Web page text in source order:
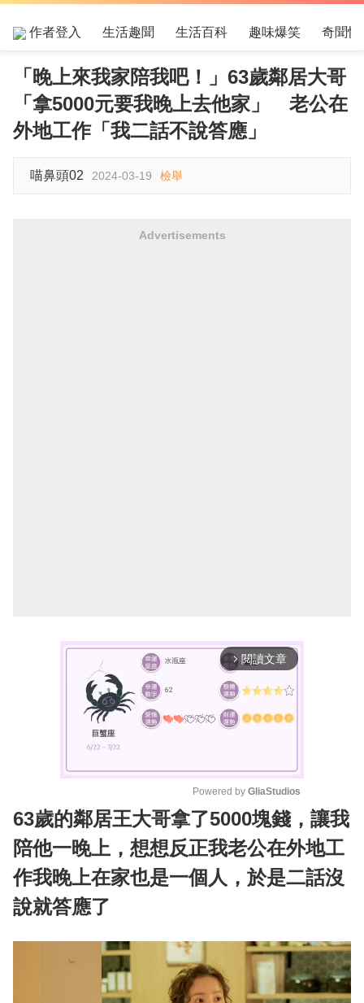
作者登入 生活趣聞 生活百科 趣味爆笑 奇聞怪
「晚上來我家陪我吧！」63歲鄰居大哥
「拿5000元要我晚上去他家」 老公在
外地工作「我二話不說答應」
喵鼻頭02 2024-03-19 檢舉
Advertisements
arrow_forward_ios 閱讀文章
M
u
t
e
Powered by GliaStudios
63歲的鄰居王大哥拿了5000塊錢，讓我
陪他一晚上，想想反正我老公在外地工
作我晚上在家也是一個人，於是二話沒
說就答應了